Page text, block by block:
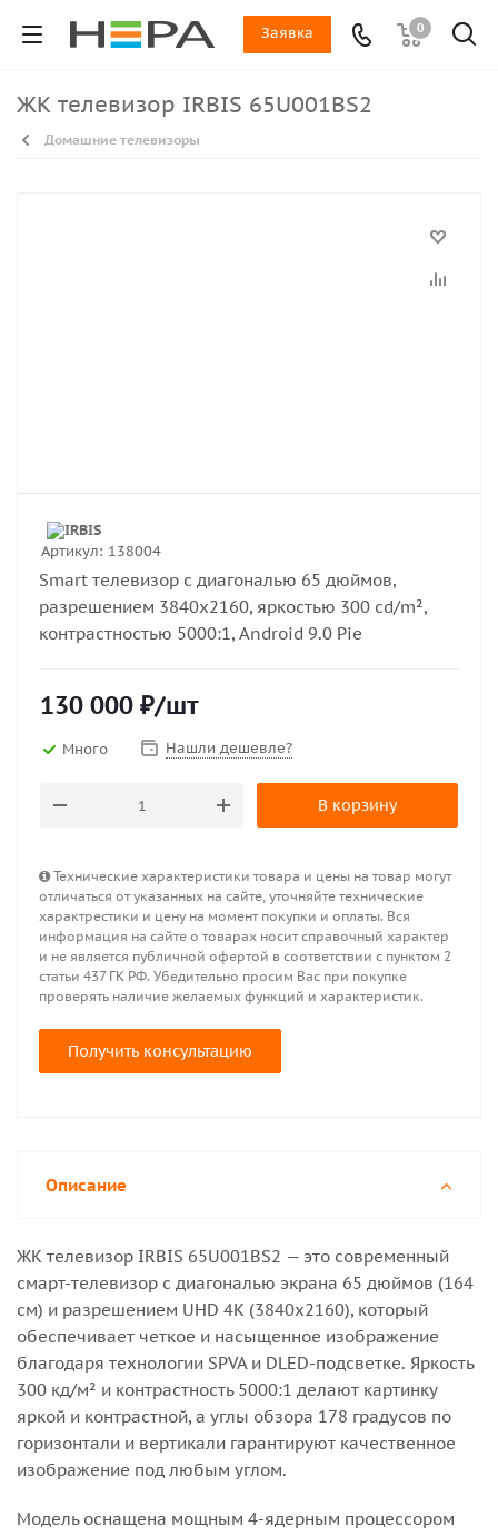
0
Заявка
ЖК телевизор IRBIS 65U001BS2
Домашние телевизоры
Артикул: 138004
Smart телевизор с диагональю 65 дюймов,
разрешением 3840x2160, яркостью 300 cd/m²,
контрастностью 5000:1, Android 9.0 Pie
130 000 ₽/шт
Много Нашли дешевле?
В корзину
Технические характеристики товара и цены на товар могут
отличаться от указанных на сайте, уточняйте технические
характрестики и цену на момент покупки и оплаты. Вся
информация на сайте о товарах носит справочный характер
и не является публичной офертой в соответствии с пунктом 2
статьи 437 ГК РФ. Убедительно просим Вас при покупке
проверять наличие желаемых функций и характеристик.
Получить консультацию
Описание
ЖК телевизор IRBIS 65U001BS2 — это современный
смарт-телевизор с диагональю экрана 65 дюймов (164
см) и разрешением UHD 4K (3840x2160), который
обеспечивает четкое и насыщенное изображение
благодаря технологии SPVA и DLED-подсветке. Яркость
300 кд/м² и контрастность 5000:1 делают картинку
яркой и контрастной, а углы обзора 178 градусов по
горизонтали и вертикали гарантируют качественное
изображение под любым углом.
Модель оснащена мощным 4-ядерным процессором